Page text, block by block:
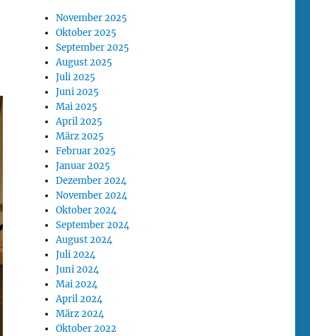
November 2025
Oktober 2025
September 2025
August 2025
Juli 2025
Juni 2025
Mai 2025
April 2025
März 2025
Februar 2025
Januar 2025
Dezember 2024
November 2024
Oktober 2024
September 2024
August 2024
Juli 2024
Juni 2024
Mai 2024
April 2024
März 2024
Oktober 2022